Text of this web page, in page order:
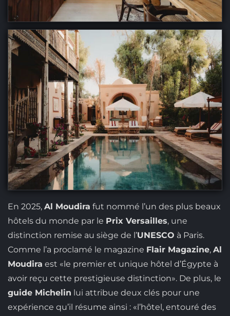
En 2025, Al Moudira fut nommé l’un des plus beaux
hôtels du monde par le Prix Versailles, une
distinction remise au siège de l’UNESCO à Paris.
Comme l’a proclamé le magazine Flair Magazine, Al
Moudira est «le premier et unique hôtel d’Égypte à
avoir reçu cette prestigieuse distinction». De plus, le
guide Michelin lui attribue deux clés pour une
expérience qu’il résume ainsi : «l’hôtel, entouré des